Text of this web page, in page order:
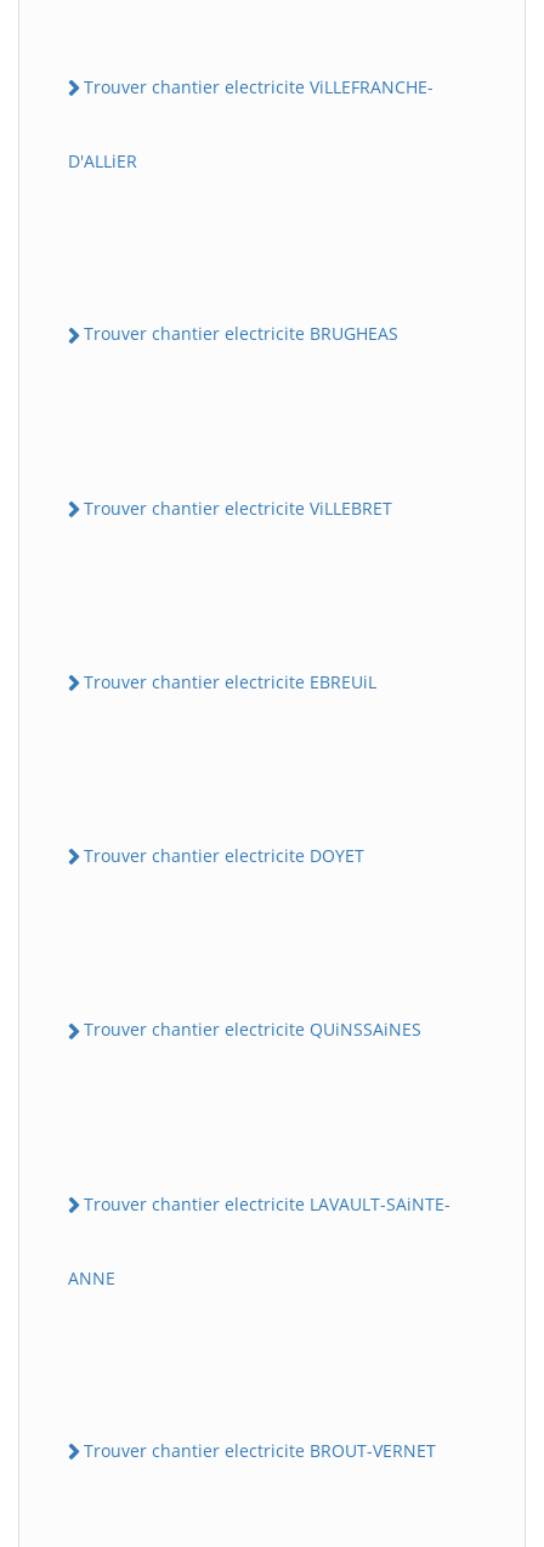
Trouver chantier electricite ViLLEFRANCHE-
D'ALLiER
Trouver chantier electricite BRUGHEAS
Trouver chantier electricite ViLLEBRET
Trouver chantier electricite EBREUiL
Trouver chantier electricite DOYET
Trouver chantier electricite QUiNSSAiNES
Trouver chantier electricite LAVAULT-SAiNTE-
ANNE
Trouver chantier electricite BROUT-VERNET